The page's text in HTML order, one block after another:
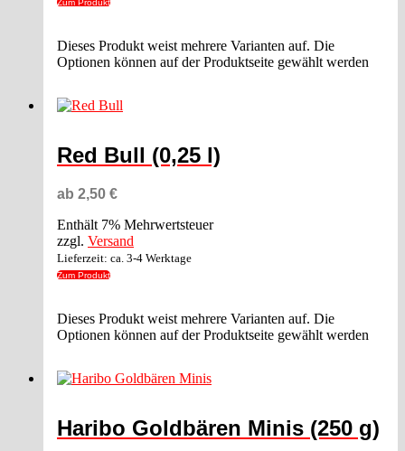
Zum Produkt
Dieses Produkt weist mehrere Varianten auf. Die
Optionen können auf der Produktseite gewählt werden
Red Bull (0,25 l)
ab 2,50 €
Enthält 7% Mehrwertsteuer
zzgl. Versand
Lieferzeit: ca. 3-4 Werktage
Zum Produkt
Dieses Produkt weist mehrere Varianten auf. Die
Optionen können auf der Produktseite gewählt werden
Haribo Goldbären Minis (250 g)